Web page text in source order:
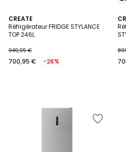
CREATE
Réfrigérateur FRIDGE STYLANCE
TOP 246L
949,95 €
700,95 € -26%
2